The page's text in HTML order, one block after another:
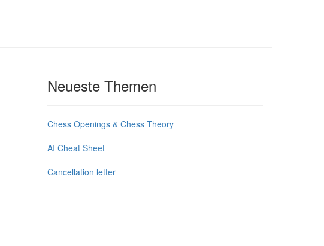
Neueste Themen
Chess Openings & Chess Theory
AI Cheat Sheet
Cancellation letter